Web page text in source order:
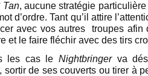
Tan, aucune stratégie
d’ordre. Tant qu’il attire
avec vos autres troupes afin
et le faire fléchir avec des tirs
les cas le Nightbringerva
sortir de ses couverts ou tirer à